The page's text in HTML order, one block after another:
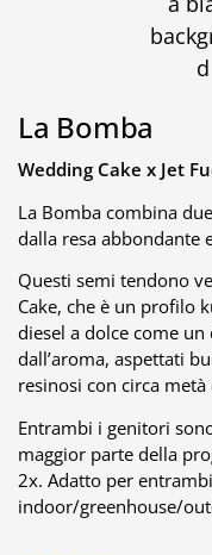
La Bomba
Wedding Cake x Jet
La Bomba combina
dalla resa abbondante
Questi semi tendono
Cake, che è un profilo
diesel a dolce come
dall’aroma, aspettati
resinosi con circa
Entrambi i genitori
maggior parte della
2x. Adatto per
indoor/greenhouse/